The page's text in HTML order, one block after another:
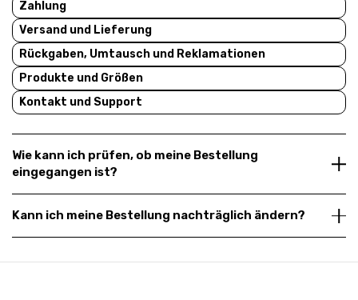
Zahlung
Versand und Lieferung
Rückgaben, Umtausch und Reklamationen
Produkte und Größen
Kontakt und Support
Wie kann ich prüfen, ob meine Bestellung
eingegangen ist?
Kann ich meine Bestellung nachträglich ändern?